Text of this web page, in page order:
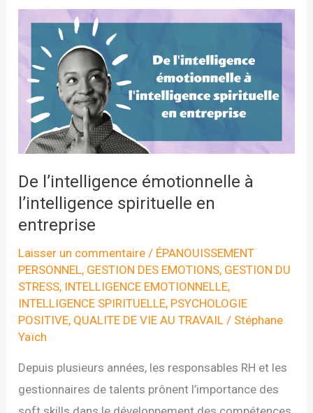
De l’intelligence émotionnelle à
l’intelligence spirituelle en
entreprise
Laisser un commentaire / ÉPANOUISSEMENT
PERSONNEL, GESTION DES EMOTIONS, GESTION DU
STRESS, INTELLIGENCE EMOTIONNELLE,
INTELLIGENCE SPIRITUELLE, PSYCHOLOGIE
POSITIVE, QUALITE DE VIE AU TRAVAIL / Stéphane
Yaïch
Depuis plusieurs années, les responsables RH et les
gestionnaires de talents prônent l’importance des